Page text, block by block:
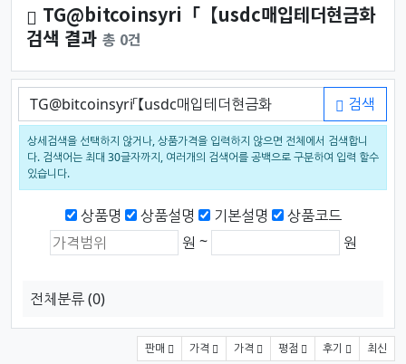
TG@bitcoinsyri「【usdc매입테더현금화
검색 결과 총 0건
검색어 검색
상세검색을 선택하지 않거나, 상품가격을 입력하지 않으면 전체에서 검색합니
다. 검색어는 최대 30글자까지, 여러개의 검색어를 공백으로 구분하여 입력 할수
있습니다.
검색범위
상품명 상품설명 기본설명
상품코드
상품가격 (원)
최소 가격 원 ~ 원
전체분류(0)
판매 가격 가격 평점 후기 최신